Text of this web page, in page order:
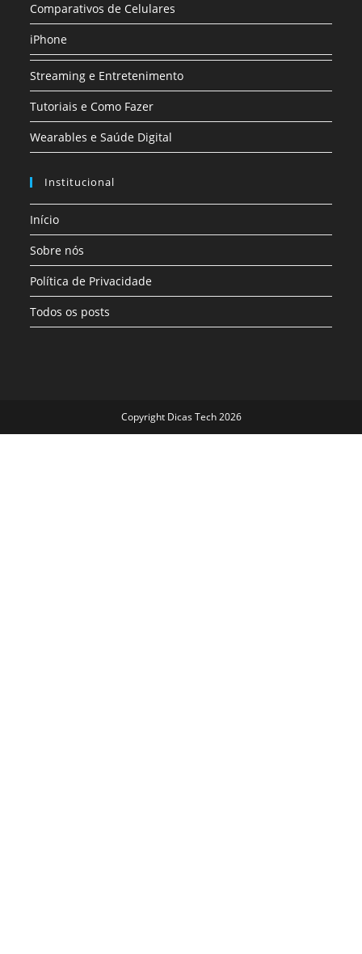
Comparativos de Celulares
iPhone
Streaming e Entretenimento
Tutoriais e Como Fazer
Wearables e Saúde Digital
Institucional
Início
Sobre nós
Política de Privacidade
Todos os posts
Copyright Dicas Tech 2026